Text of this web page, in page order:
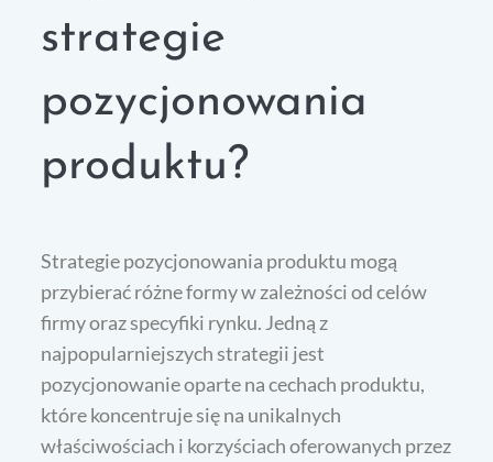
strategie
pozycjonowania
produktu?
Strategie pozycjonowania produktu mogą
przybierać różne formy w zależności od celów
firmy oraz specyfiki rynku. Jedną z
najpopularniejszych strategii jest
pozycjonowanie oparte na cechach produktu,
które koncentruje się na unikalnych
właściwościach i korzyściach oferowanych przez